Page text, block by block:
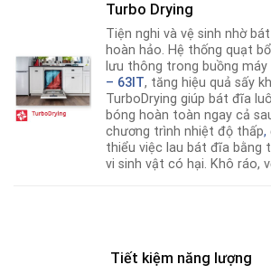
Turbo Drying
Tiện nghi và vệ sinh nhờ
hoàn hảo. Hệ thống quạt
lưu thông trong buồng
– 63IT, tăng hiệu quả sấy
TurboDrying giúp bát đĩa
bóng hoàn toàn ngay cả
chương trình nhiệt độ thấp,
thiểu việc lau bát đĩa bằng
vi sinh vật có hại. Khô ráo,
Tiết kiệm năng lượng